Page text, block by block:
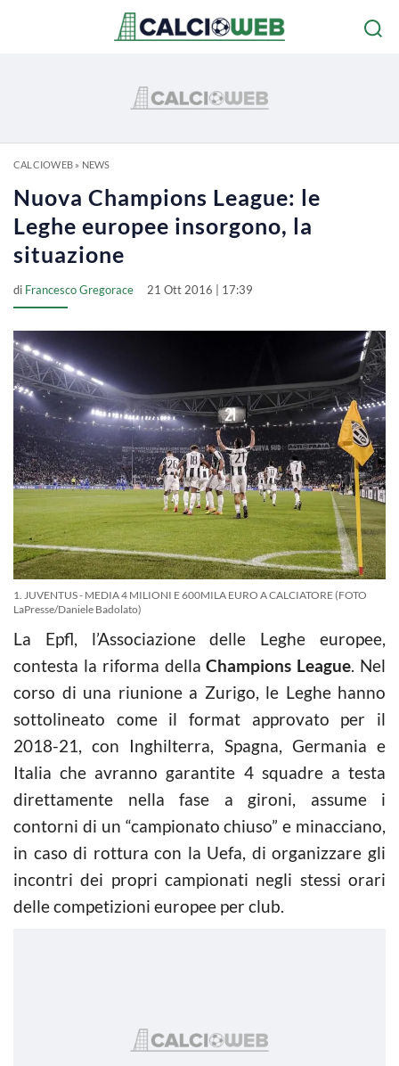
CALCIOWEB» NEWS
Nuova Champions League: le
Leghe europee insorgono, la
situazione
di Francesco Gregorace 21 Ott 2016 | 17:39
1. JUVENTUS - MEDIA 4 MILIONI E 600MILA EURO A CALCIATORE (FOTO
LaPresse/Daniele Badolato)
La Epfl, l’Associazione delle Leghe europee,
contesta la riforma dellaChampions League. Nel
corso di una riunione a Zurigo, le Leghe hanno
sottolineato come il format approvato per il
2018-21, con Inghilterra, Spagna, Germania e
Italia che avranno garantite 4 squadre a testa
direttamente nella fase a gironi, assume i
contorni di un “campionato chiuso” e minacciano,
in caso di rottura con la Uefa, di organizzare gli
incontri dei propri campionati negli stessi orari
delle competizioni europee per club.